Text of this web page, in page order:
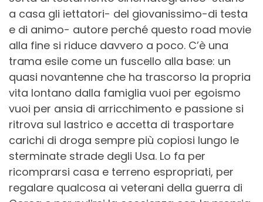
a casa gli iettatori- del giovanissimo-di testa
e di animo- autore perché questo road movie
alla fine si riduce davvero a poco. C’è una
trama esile come un fuscello alla base: un
quasi novantenne che ha trascorso la propria
vita lontano dalla famiglia vuoi per egoismo
vuoi per ansia di arricchimento e passione si
ritrova sul lastrico e accetta di trasportare
carichi di droga sempre più copiosi lungo le
sterminate strade degli Usa. Lo fa per
ricomprarsi casa e terreno espropriati, per
regalare qualcosa ai veterani della guerra di